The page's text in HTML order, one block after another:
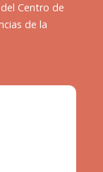
Centro de
de la